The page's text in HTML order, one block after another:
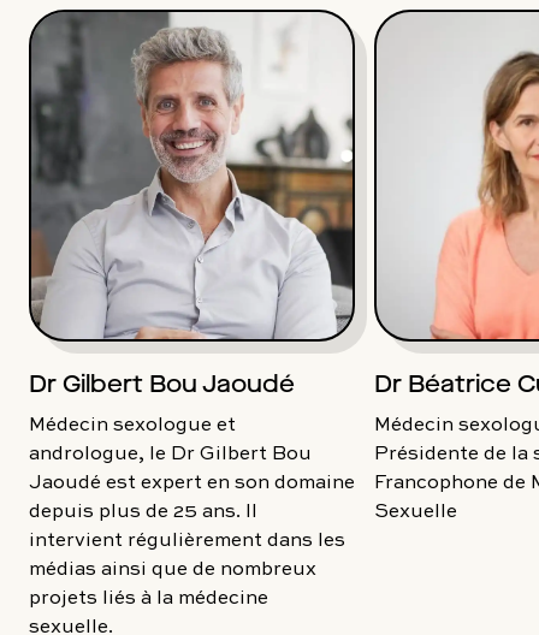
Dr Gilbert Bou Jaoudé
Médecin sexologue et
andrologue, le Dr Gilbert Bou
Jaoudé est expert en son domaine
depuis plus de 25 ans. Il
intervient régulièrement dans les
médias ainsi que de nombreux
projets liés à la médecine
sexuelle.
Dr Béatrice
Médecin
Présidente de la
Francophone de
Sexuelle